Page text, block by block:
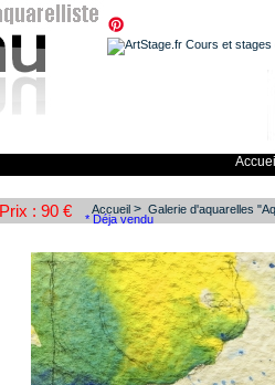
Accueil
Accueil > Galerie d'aquarelles
Prix : 90 € * Déja vendu